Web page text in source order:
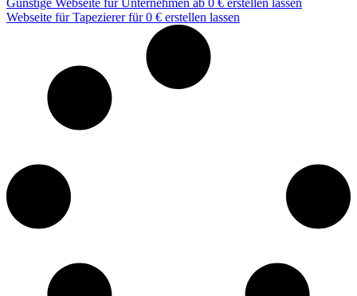
Günstige Webseite für Unternehmen ab 0 € erstellen lassen
Webseite für Tapezierer für 0 € erstellen lassen